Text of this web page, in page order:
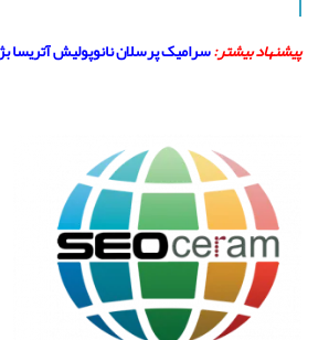
پیشنهاد بیشتر:سرامیک پرسلان نانوپولیش آتریسا بژ کاشی